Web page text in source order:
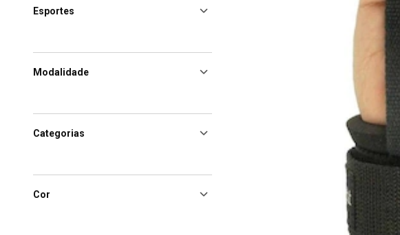
Esportes
Modalidade
Categorias
Cor